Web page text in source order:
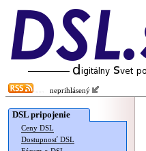
neprihlásený
DSL pripojenie
Ceny DSL
Dostupnosť DSL